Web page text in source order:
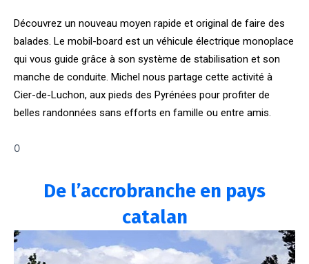
Découvrez un nouveau moyen rapide et original de faire des
balades. Le mobil-board est un véhicule électrique monoplace
qui vous guide grâce à son système de stabilisation et son
manche de conduite. Michel nous partage cette activité à
Cier-de-Luchon, aux pieds des Pyrénées pour profiter de
belles randonnées sans efforts en famille ou entre amis.
0
De l’accrobranche en pays
catalan